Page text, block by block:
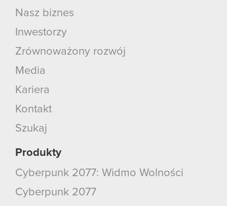
Nasz biznes
Inwestorzy
Zrównoważony rozwój
Media
Kariera
Kontakt
Szukaj
Produkty
Cyberpunk 2077: Widmo Wolności
Cyberpunk 2077